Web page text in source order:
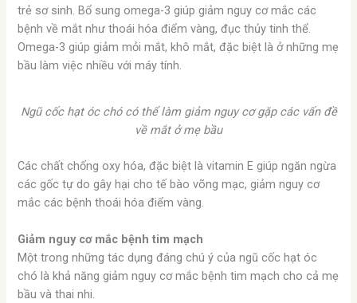
trẻ sơ sinh. Bổ sung omega-3 giúp giảm nguy cơ mắc các
bệnh về mắt như thoái hóa điểm vàng, đục thủy tinh thể.
Omega-3 giúp giảm mỏi mắt, khô mắt, đặc biệt là ở những mẹ
bầu làm việc nhiều với máy tính.
Ngũ cốc hạt óc chó có thể làm giảm nguy cơ gặp các vấn đề
về mắt ở mẹ bầu
Các chất chống oxy hóa, đặc biệt là vitamin E giúp ngăn ngừa
các gốc tự do gây hại cho tế bào võng mạc, giảm nguy cơ
mắc các bệnh thoái hóa điểm vàng.
Giảm nguy cơ mắc bệnh tim mạch
Một trong những tác dụng đáng chú ý của ngũ cốc hạt óc
chó là khả năng giảm nguy cơ mắc bệnh tim mạch cho cả mẹ
bầu và thai nhi.